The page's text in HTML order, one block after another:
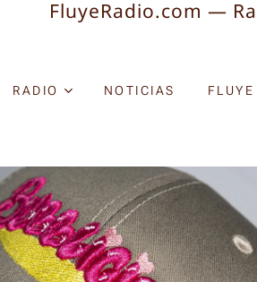
FluyeRadio.com —
RADIO NOTICIAS